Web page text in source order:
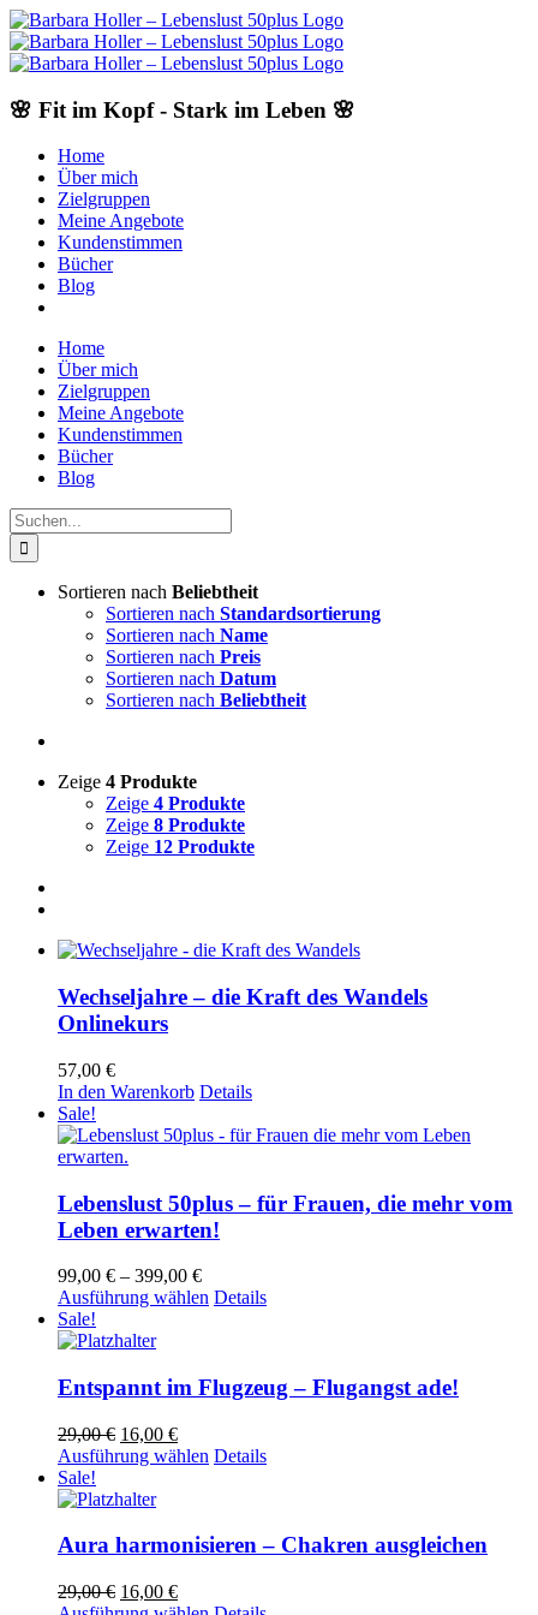
Skip
to
content
🌸 Fit im Kopf - Stark im Leben 🌸
Home
Über mich
Zielgruppen
Meine Angebote
Kundenstimmen
Bücher
Blog
Home
Über mich
Zielgruppen
Meine Angebote
Kundenstimmen
Bücher
Blog
Suche
nach:
Sortieren nach Beliebtheit
Sortieren nach Standardsortierung
Sortieren nach Name
Sortieren nach Preis
Sortieren nach Datum
Sortieren nach Beliebtheit
Zeige 4 Produkte
Zeige 4 Produkte
Zeige 8 Produkte
Zeige 12 Produkte
Wechseljahre – die Kraft des Wandels
Onlinekurs
57,00 €
In den Warenkorb Details
Sale!
Lebenslust 50plus – für Frauen, die mehr vom
Leben erwarten!
99,00 € – 399,00 €Preisspanne:
99,00 €
Ausführung wählen Dieses
Varianten
auf.
Optionen
können
Produktseite
gewählt
Details
Sale!
Entspannt im Flugzeug – Flugangst ade!
29,00€ Ursprünglicher
Preis
29,00 €
16,00 €Aktueller
Preis
Ausführung wählen Dieses
Varianten
Optionen
Details
Sale!
Aura harmonisieren – Chakren ausgleichen
29,00€ Ursprünglicher
16,00 €Aktueller